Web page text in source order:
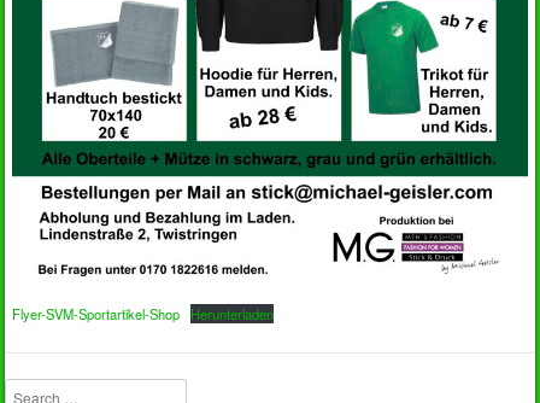
Flyer-SVM-Sportartikel-Shop Herunterladen
Search